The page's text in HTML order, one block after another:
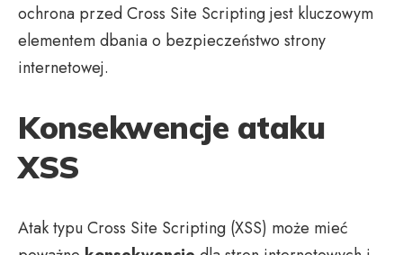
ochrona przed Cross Site Scripting jest kluczowym
elementem dbania o bezpieczeństwo strony
internetowej.
Konsekwencje ataku
XSS
Atak typu Cross Site Scripting (XSS) może mieć